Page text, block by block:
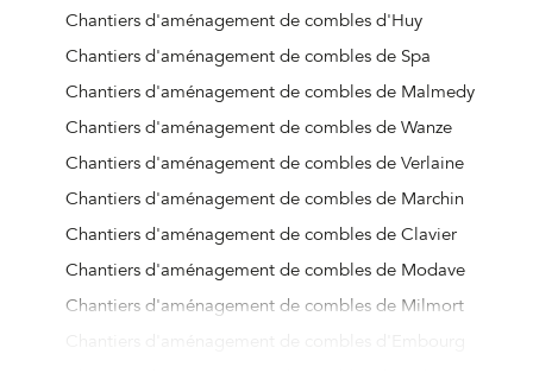
Chantiers d'aménagement de combles d'Huy
Chantiers d'aménagement de combles de Spa
Chantiers d'aménagement de combles de Malmedy
Chantiers d'aménagement de combles de Wanze
Chantiers d'aménagement de combles de Verlaine
Chantiers d'aménagement de combles de Marchin
Chantiers d'aménagement de combles de Clavier
Chantiers d'aménagement de combles de Modave
Chantiers d'aménagement de combles de Milmort